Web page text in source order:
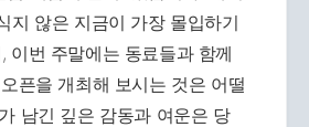
지 않은 지금이 가장 몰입하기
이번 주말에는 동료들과 함께
픈을 개최해 보시는 것은 어떨
남긴 깊은 감동과 여운은 당